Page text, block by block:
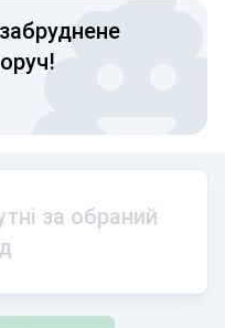
за обраний